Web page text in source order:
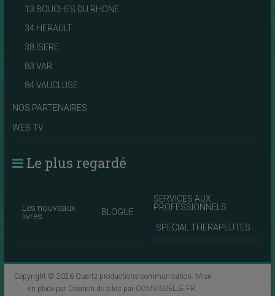
13 BOUCHES DU RHONE
34 HERAULT
38 ISERE
83 VAR
84 VAUCLUSE
NOS PARTENAIRES
WEB TV
Le plus regardé
Les nouveaux
livres
BLOGUE
SERVICES AUX
PROFESSIONNELS
SPECIAL THERAPEUTES
Copyright © 2026 Quartz-productions-communication . Mise
en place par Création de sites par COMVISUELLE.FR